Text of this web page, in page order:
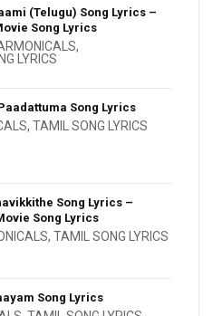
(Telugu) Song Lyrics –
Song Lyrics
,
LYRICS
Song Lyrics
, TAMIL SONG LYRICS
Song Lyrics –
Song Lyrics
, TAMIL SONG LYRICS
Song Lyrics